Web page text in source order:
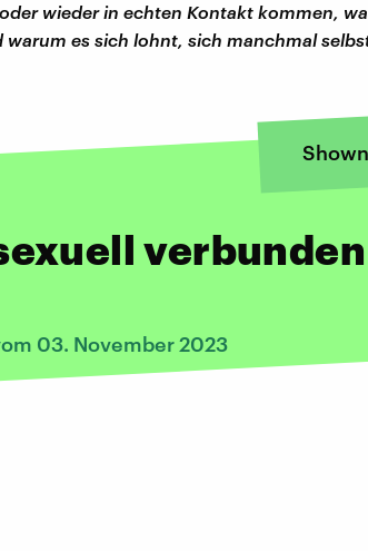
wieder in echten Kontakt kommen,
es sich lohnt, sich manchmal
verbunden
03. November 2023